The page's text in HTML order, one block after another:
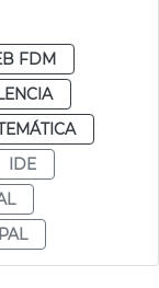
FDM
IDE